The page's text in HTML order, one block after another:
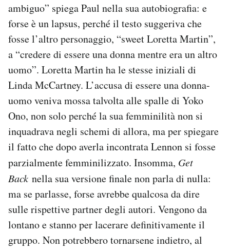
ambiguo” spiega Paul nella sua autobiografia: e
forse è un lapsus, perché il testo suggeriva che
fosse l’altro personaggio, “sweet Loretta Martin”,
a “credere di essere una donna mentre era un altro
uomo”. Loretta Martin ha le stesse iniziali di
Linda McCartney. L’accusa di essere una donna-
uomo veniva mossa talvolta alle spalle di Yoko
Ono, non solo perché la sua femminilità non si
inquadrava negli schemi di allora, ma per spiegare
il fatto che dopo averla incontrata Lennon si fosse
parzialmente femminilizzato. Insomma, Get
Back nella sua versione finale non parla di nulla:
ma se parlasse, forse avrebbe qualcosa da dire
sulle rispettive partner degli autori. Vengono da
lontano e stanno per lacerare definitivamente il
gruppo. Non potrebbero tornarsene indietro, al